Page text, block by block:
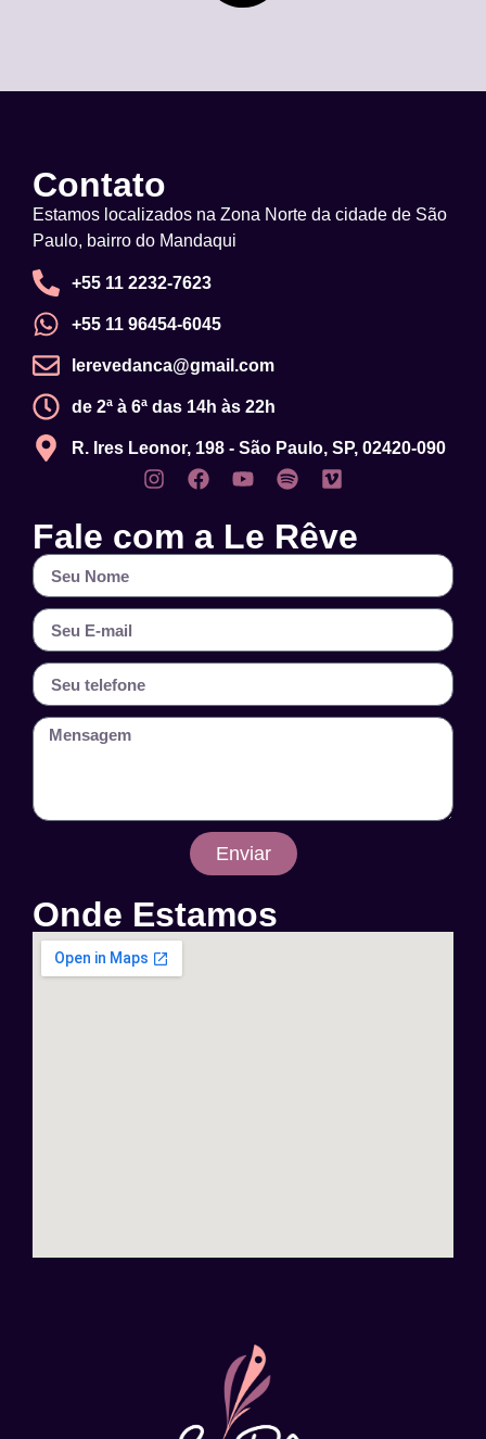
Contato
Estamos localizados na Zona Norte da cidade de São
Paulo, bairro do Mandaqui
+55 11 2232-7623
+55 11 96454-6045
lerevedanca@gmail.com
de 2ª à 6ª das 14h às 22h
R. Ires Leonor, 198 - São Paulo, SP, 02420-090
Fale com a Le Rêve
Enviar
Onde Estamos